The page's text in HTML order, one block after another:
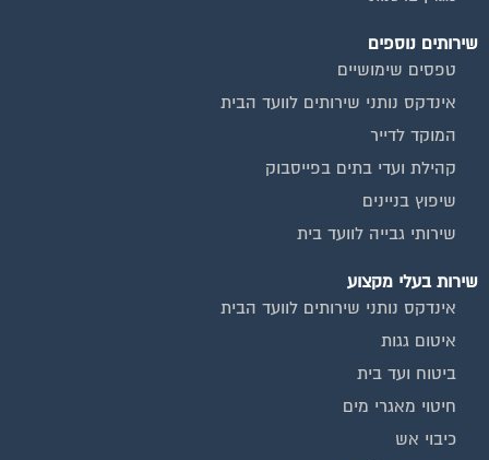
שירותים נוספים
טפסים שימושיים
אינדקס נותני שירותים לוועד הבית
המוקד לדייר
קהילת ועדי בתים בפייסבוק
שיפוץ בניינים
שירותי גבייה לוועד בית
שירות בעלי מקצוע
אינדקס נותני שירותים לוועד הבית
איטום גגות
ביטוח ועד בית
חיטוי מאגרי מים
כיבוי אש